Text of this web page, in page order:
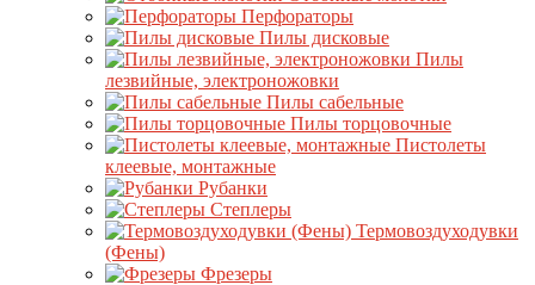
Перфораторы
Пилы дисковые
Пилы
лезвийные, электроножовки
Пилы сабельные
Пилы торцовочные
Пистолеты
клеевые, монтажные
Рубанки
Степлеры
Термовоздуходувки
(Фены)
Фрезеры